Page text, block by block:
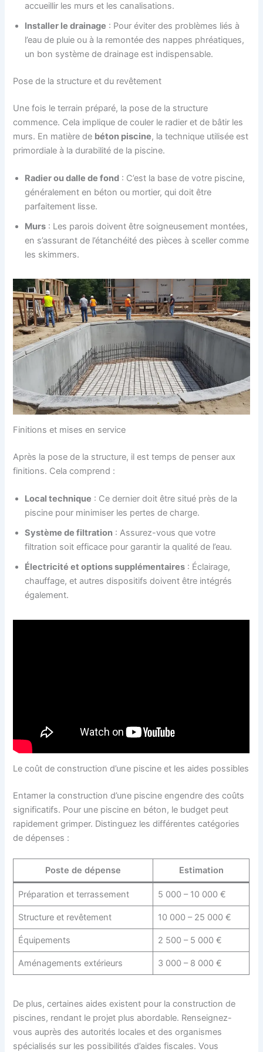
accueillir les murs et les canalisations.
Installer le drainage : Pour éviter des problèmes liés à
l’eau de pluie ou à la remontée des nappes phréatiques,
un bon système de drainage est indispensable.
Pose de la structure et du revêtement
Une fois le terrain préparé, la pose de la structure
commence. Cela implique de couler le radier et de bâtir les
murs. En matière de béton piscine, la technique utilisée est
primordiale à la durabilité de la piscine.
Radier ou dalle de fond : C’est la base de votre piscine,
généralement en béton ou mortier, qui doit être
parfaitement lisse.
Murs : Les parois doivent être soigneusement montées,
en s’assurant de l’étanchéité des pièces à sceller comme
les skimmers.
Finitions et mises en service
Après la pose de la structure, il est temps de penser aux
finitions. Cela comprend :
Local technique : Ce dernier doit être situé près de la
piscine pour minimiser les pertes de charge.
Système de filtration : Assurez-vous que votre
filtration soit efficace pour garantir la qualité de l’eau.
Électricité et options supplémentaires : Éclairage,
chauffage, et autres dispositifs doivent être intégrés
également.
Le coût de construction d’une piscine et les aides possibles
Entamer la construction d’une piscine engendre des coûts
significatifs. Pour une piscine en béton, le budget peut
rapidement grimper. Distinguez les différentes catégories
de dépenses :
Poste de dépense Estimation
Préparation et terrassement 5 000 – 10 000 €
Structure et revêtement 10 000 – 25 000 €
Équipements 2 500 – 5 000 €
Aménagements extérieurs 3 000 – 8 000 €
De plus, certaines aides existent pour la construction de
piscines, rendant le projet plus abordable. Renseignez-
vous auprès des autorités locales et des organismes
spécialisés sur les possibilités d’aides fiscales. Vous